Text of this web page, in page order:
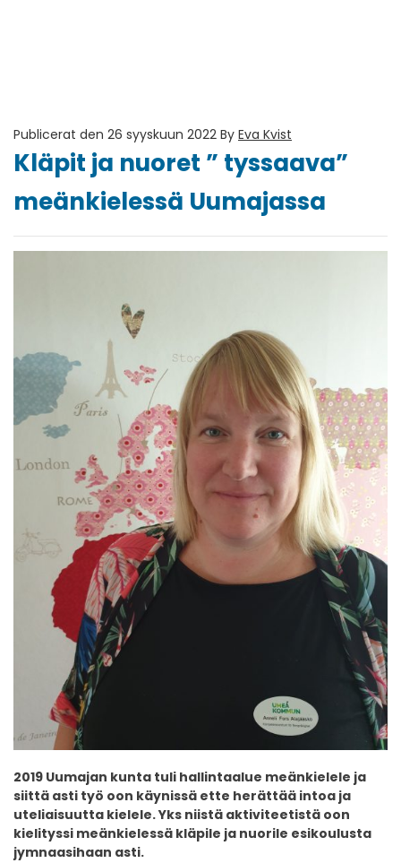
Publicerat den 26 syyskuun 2022 By Eva Kvist
Kläpit ja nuoret ” tyssaava”
meänkielessä Uumajassa
2019 Uumajan kunta tuli hallintaalue meänkielele ja
siittä asti työ oon käynissä ette herättää intoa ja
uteliaisuutta kielele. Yks niistä aktiviteetistä oon
kielityssi meänkielessä kläpile ja nuorile esikoulusta
jymnaasihaan asti.